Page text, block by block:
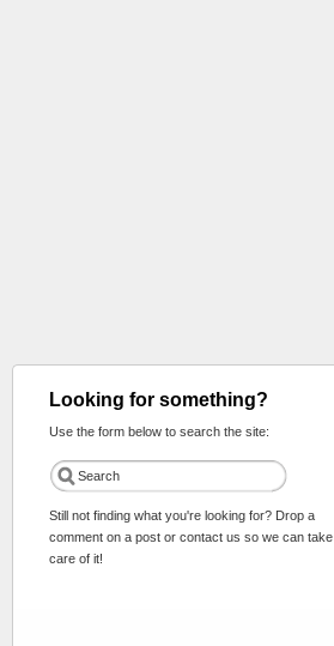
Looking for something?
Use the form below to search the site:
Still not finding what you're looking for? Drop a
comment on a post or contact us so we can take
care of it!